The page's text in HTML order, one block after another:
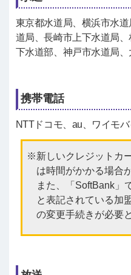
東京都水道局、横浜市水
道局、長崎市上下水道局
下水道部、神戸市水道局
携帯電話
NTTドコモ、au、ワイモ
新しいクレジットカ
は時間がかかる場合
また、「SoftBank」
と表記されている加
の変更手続きが必要